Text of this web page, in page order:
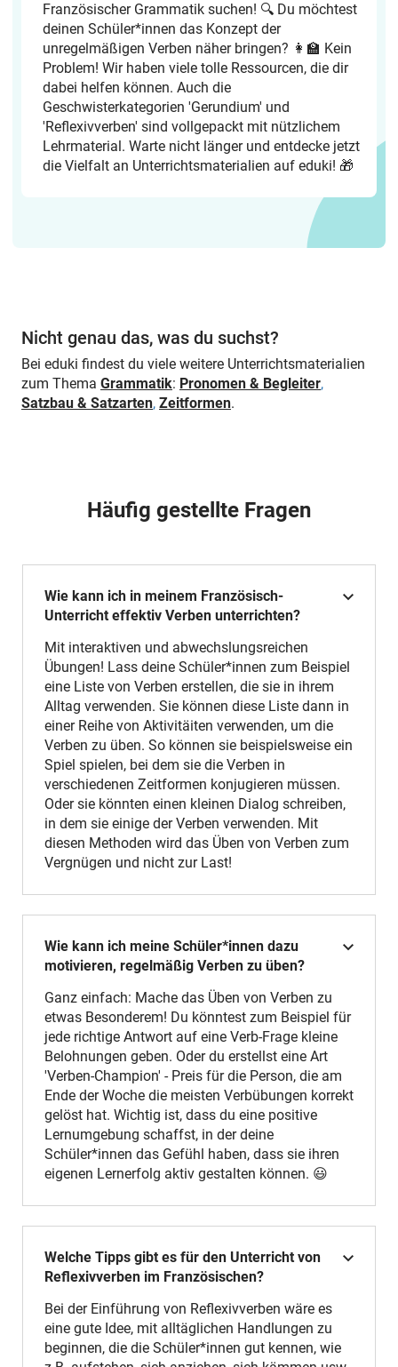
Französischer Grammatik suchen! 🔍 Du möchtest
deinen Schüler*innen das Konzept der
unregelmäßigen Verben näher bringen? 👩‍🏫 Kein
Problem! Wir haben viele tolle Ressourcen, die dir
dabei helfen können. Auch die
Geschwisterkategorien 'Gerundium' und
'Reflexivverben' sind vollgepackt mit nützlichem
Lehrmaterial. Warte nicht länger und entdecke jetzt
die Vielfalt an Unterrichtsmaterialien auf eduki! 🎁
Nicht genau das, was du suchst?
Bei eduki findest du viele weitere Unterrichtsmaterialien
zum Thema Grammatik: Pronomen & Begleiter,
Satzbau & Satzarten, Zeitformen.
Häufig gestellte Fragen
Wie kann ich in meinem Französisch-
Unterricht effektiv Verben unterrichten?
Mit interaktiven und abwechslungsreichen
Übungen! Lass deine Schüler*innen zum Beispiel
eine Liste von Verben erstellen, die sie in ihrem
Alltag verwenden. Sie können diese Liste dann in
einer Reihe von Aktivitäiten verwenden, um die
Verben zu üben. So können sie beispielsweise ein
Spiel spielen, bei dem sie die Verben in
verschiedenen Zeitformen konjugieren müssen.
Oder sie könnten einen kleinen Dialog schreiben,
in dem sie einige der Verben verwenden. Mit
diesen Methoden wird das Üben von Verben zum
Vergnügen und nicht zur Last!
Wie kann ich meine Schüler*innen dazu
motivieren, regelmäßig Verben zu üben?
Ganz einfach: Mache das Üben von Verben zu
etwas Besonderem! Du könntest zum Beispiel für
jede richtige Antwort auf eine Verb-Frage kleine
Belohnungen geben. Oder du erstellst eine Art
'Verben-Champion' - Preis für die Person, die am
Ende der Woche die meisten Verbübungen korrekt
gelöst hat. Wichtig ist, dass du eine positive
Lernumgebung schaffst, in der deine
Schüler*innen das Gefühl haben, dass sie ihren
eigenen Lernerfolg aktiv gestalten können. 😃
Welche Tipps gibt es für den Unterricht von
Reflexivverben im Französischen?
Bei der Einführung von Reflexivverben wäre es
eine gute Idee, mit alltäglichen Handlungen zu
beginnen, die die Schüler*innen gut kennen, wie